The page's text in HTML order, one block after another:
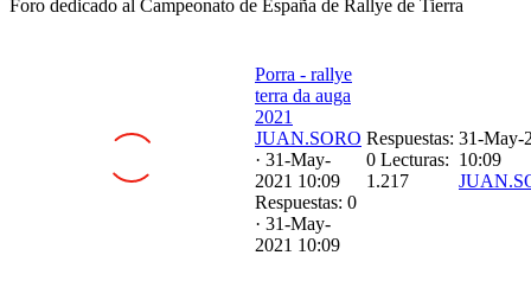
terra da auga
2021
JUAN.SORO
·31-May-
2021 10:09
Respuestas: 0
·31-May-
2021 10:09
0
Lecturas:
1.217
10:09